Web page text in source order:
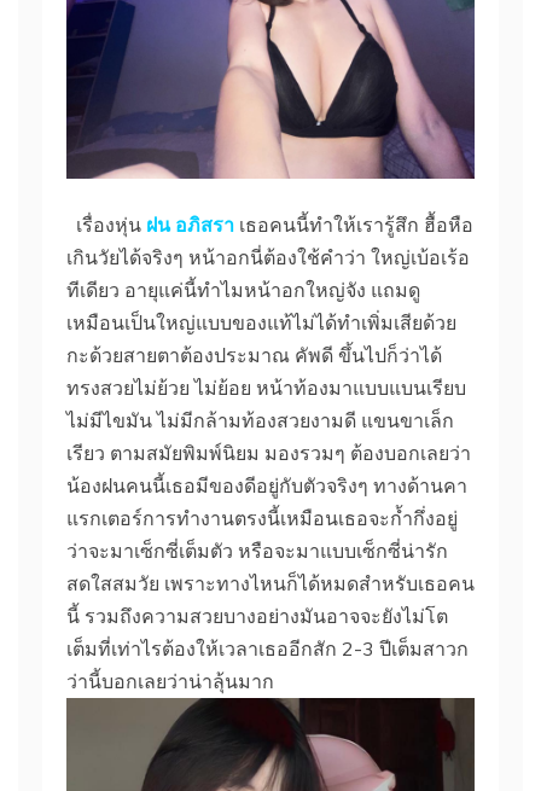
เรื่องหุ่น ฝน อภิสรา เธอคนนี้ทำให้เรารู้สึก ฮื้อหือ
เกินวัยได้จริงๆ หน้าอกนี่ต้องใช้คำว่า ใหญ่เบ้อเร้อ
ทีเดียว อายุแค่นี้ทำไมหน้าอกใหญ่จัง แถมดู
เหมือนเป็นใหญ่แบบของแท้ไม่ได้ทำเพิ่มเสียด้วย
กะด้วยสายตาต้องประมาณ คัพดี ขึ้นไปก็ว่าได้
ทรงสวยไม่ย้วย ไม่ย้อย หน้าท้องมาแบบแบนเรียบ
ไม่มีไขมัน ไม่มีกล้ามท้องสวยงามดี แขนขาเล็ก
เรียว ตามสมัยพิมพ์นิยม มองรวมๆ ต้องบอกเลยว่า
น้องฝนคนนี้เธอมีของดีอยู่กับตัวจริงๆ ทางด้านคา
แรกเตอร์การทำงานตรงนี้เหมือนเธอจะก้ำกึ่งอยู่
ว่าจะมาเซ็กซี่เต็มตัว หรือจะมาแบบเซ็กซี่น่ารัก
สดใสสมวัย เพราะทางไหนก็ได้หมดสำหรับเธอคน
นี้ รวมถึงความสวยบางอย่างมันอาจจะยังไม่โต
เต็มที่เท่าไรต้องให้เวลาเธออีกสัก 2-3 ปีเต็มสาวก
ว่านี้บอกเลยว่าน่าลุ้นมาก